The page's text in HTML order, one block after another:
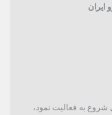
ایران
1393 بصورت رسمی شروع به فعالیت نمود،